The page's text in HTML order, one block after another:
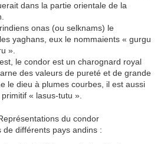
dans la partie orientale de la
onas (ou selknams) le
yaghans, eux le nommaients « gurgu
».
le condor est un charognard royal
des valeurs de pureté et de grande
le dieu à plumes courbes, il est aussi
« lasus-tutu ».
du condor
différents pays andins :